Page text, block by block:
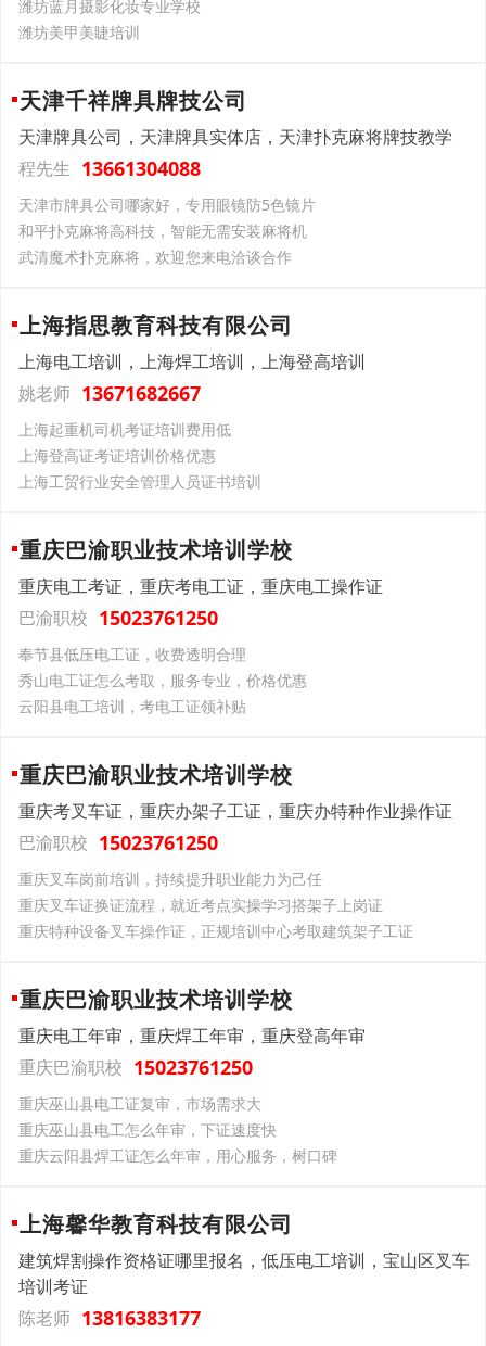
潍坊蓝月摄影化妆专业学校
潍坊美甲美睫培训
天津千祥牌具牌技公司
天津牌具公司，天津牌具实体店，天津扑克麻将牌技教学
程先生 13661304088
天津市牌具公司哪家好，专用眼镜防5色镜片
和平扑克麻将高科技，智能无需安装麻将机
武清魔术扑克麻将，欢迎您来电洽谈合作
上海指思教育科技有限公司
上海电工培训，上海焊工培训，上海登高培训
姚老师 13671682667
上海起重机司机考证培训费用低
上海登高证考证培训价格优惠
上海工贸行业安全管理人员证书培训
重庆巴渝职业技术培训学校
重庆电工考证，重庆考电工证，重庆电工操作证
巴渝职校 15023761250
奉节县低压电工证，收费透明合理
秀山电工证怎么考取，服务专业，价格优惠
云阳县电工培训，考电工证领补贴
重庆巴渝职业技术培训学校
重庆考叉车证，重庆办架子工证，重庆办特种作业操作证
巴渝职校 15023761250
重庆叉车岗前培训，持续提升职业能力为己任
重庆叉车证换证流程，就近考点实操学习搭架子上岗证
重庆特种设备叉车操作证，正规培训中心考取建筑架子工证
重庆巴渝职业技术培训学校
重庆电工年审，重庆焊工年审，重庆登高年审
重庆巴渝职校 15023761250
重庆巫山县电工证复审，市场需求大
重庆巫山县电工怎么年审，下证速度快
重庆云阳县焊工证怎么年审，用心服务，树口碑
上海馨华教育科技有限公司
建筑焊割操作资格证哪里报名，低压电工培训，宝山区叉车
培训考证
陈老师 13816383177